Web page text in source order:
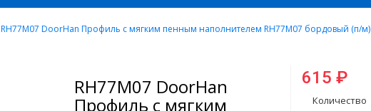
RH77M07 DoorHan Профиль с мягким пенным наполнителем RH77M07 бордовый (п/м)
RH77M07 DoorHan
Профиль с мягким
615 ₽
Количество